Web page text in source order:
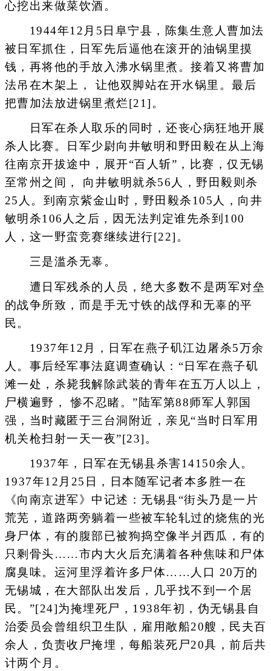
心挖出来做菜饮酒。
1944年12月5日阜宁县，陈集生意人曹加法
被日军抓住，日军先后逼他在滚开的油锅里摸
钱，再将他的手放入沸水锅里煮。接着又将曹加
法吊在木架上， 让他双脚站在开水锅里。最后
把曹加法放进锅里煮烂[21]。
日军在杀人取乐的同时，还丧心病狂地开展
杀人比赛。日军少尉向井敏明和野田毅在从上海
往南京开拔途中，展开“百人斩”，比赛，仅无锡
至常州之间， 向井敏明就杀56人，野田毅则杀
25人。到南京紫金山时，野田毅杀105人，向井
敏明杀106人之后，因无法判定谁先杀到100
人，这一野蛮竞赛继续进行[22]。
三是滥杀无辜。
遭日军残杀的人员，绝大多数不是两军对垒
的战争所致，而是手无寸铁的战俘和无辜的平
民。
1937年12月，日军在燕子矶江边屠杀5万余
人。事后经军事法庭调查确认：“日军在燕子矶
滩一处，杀毙我解除武装的青年在五万人以上，
尸横遍野， 惨不忍睹。”陆军第88师军人郭国
强，当时藏匿于三台洞附近，亲见“当时日军用
机关枪扫射一天一夜”[23]。
1937年，日军在无锡县杀害14150余人。
1937年12月25日，日本随军记者本多胜一在
《向南京进军》中记述：无锡县“街头乃是一片
荒芜，道路两旁躺着一些被车轮轧过的烧焦的光
身尸体，有的腹部已被狗捣空像半爿西瓜，有的
只剩骨头……市内大火后充满着各种焦味和尸体
腐臭味。运河里浮着许多尸体……人口 20万的
无锡城，在大部队出发后，几乎找不到一个居
民。”[24]为掩埋死尸，1938年初，伪无锡县自
治委员会曾组织卫生队，雇用敞船20艘，民夫百
余人，负责收尸掩埋，每船装死尸20具，前后共
计两个月。